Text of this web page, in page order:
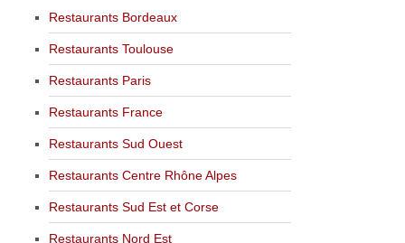
Restaurants Bordeaux
Restaurants Toulouse
Restaurants Paris
Restaurants France
Restaurants Sud Ouest
Restaurants Centre Rhône Alpes
Restaurants Sud Est et Corse
Restaurants Nord Est